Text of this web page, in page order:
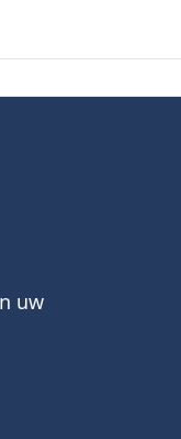
uw